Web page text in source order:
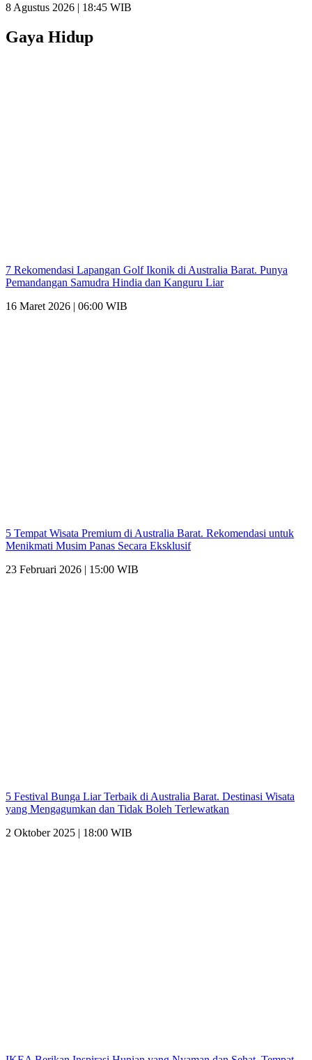
8 Agustus 2026 | 18:45 WIB
Gaya Hidup
7 Rekomendasi Lapangan Golf Ikonik di Australia Barat. Punya
Pemandangan Samudra Hindia dan Kanguru Liar
16 Maret 2026 | 06:00 WIB
5 Tempat Wisata Premium di Australia Barat. Rekomendasi untuk
Menikmati Musim Panas Secara Eksklusif
23 Februari 2026 | 15:00 WIB
5 Festival Bunga Liar Terbaik di Australia Barat. Destinasi Wisata
yang Mengagumkan dan Tidak Boleh Terlewatkan
2 Oktober 2025 | 18:00 WIB